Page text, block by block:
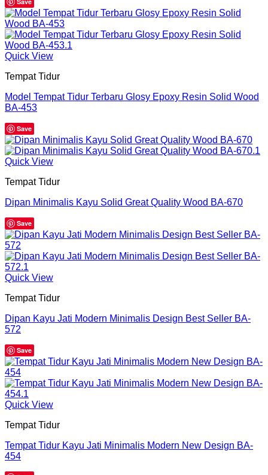
Quick View
Tempat Tidur
Model Tempat Tidur Terbaru Glosy Epoxy Resin Solid Wood
BA-453
Save
Quick View
Tempat Tidur
Dipan Minimalis Kayu Solid Great Quality Wood BA-670
Save
Quick View
Tempat Tidur
Dipan Kayu Jati Modern Minimalis Design Best Seller BA-
572
Save
Quick View
Tempat Tidur
Tempat Tidur Kayu Jati Minimalis Modern New Design BA-
454